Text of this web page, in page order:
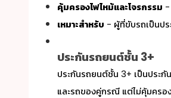
คุ้มครองไฟไหม้และโจรกรรม -
เหมาะสำหรับ - ผู้ที่ขับรถเป็นปร
ประกันรถยนต์ชั้น 3+
ประกันรถยนต์ชั้น 3+ เป็นประ
และรถของคู่กรณี แต่ไม่คุ้มครอ